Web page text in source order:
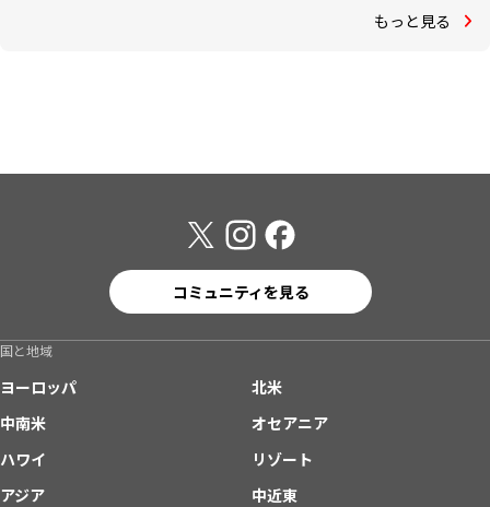
もっと見る
コミュニティを見る
国と地域
ヨーロッパ
北米
中南米
オセアニア
ハワイ
リゾート
アジア
中近東